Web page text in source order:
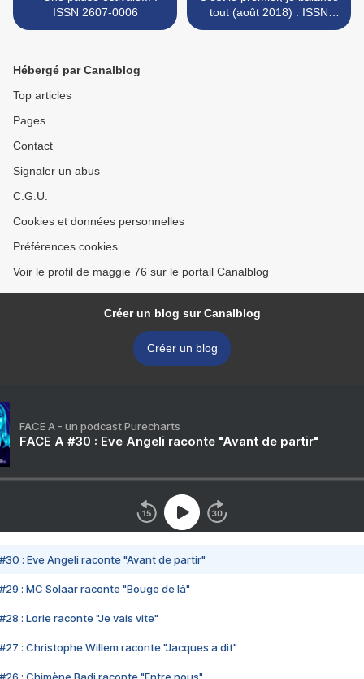
ISSN 2607-0006
tout (août 2018) : ISSN
2607-0006 >
Hébergé par Canalblog
Top articles
Pages
Contact
Signaler un abus
C.G.U.
Cookies et données personnelles
Préférences cookies
Voir le profil de maggie 76 sur le portail Canalblog
Créer un blog sur Canalblog
Créer un blog
FACE A - un podcast Purecharts
FACE A #30 : Eve Angeli raconte "Avant de partir"
#30 : Eve Angeli raconte "Avant de partir"
#29 : MC Solaar raconte "Bouge de là"
#28 : Lorie raconte "Je vais vite"
#27 : Christophe Willem raconte "Jacques a dit"